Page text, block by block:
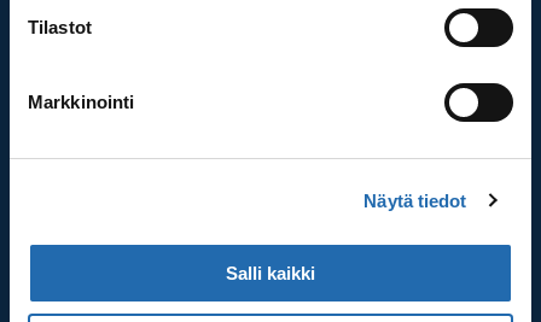
Tilastot
Markkinointi
Näytä tiedot
Salli kaikki
Tärkeää tietoa
Tutustu Saga Matkojen vinkkeihin, matkaehtoihin ja
Suurin Islannin asiantuntija